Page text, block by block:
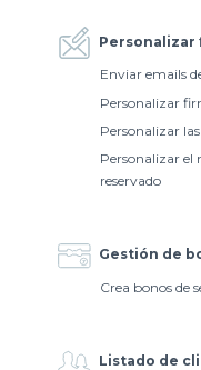
Personalizar
Enviar emails
Personalizar
Personalizar
Personalizar el
reservado
Gestión de
Crea bonos de
Listado de